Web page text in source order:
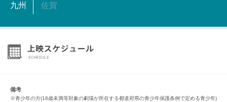
九州 佐賀
備考
※青少年の方(18歳未満等対象の劇場が所在する都道府県の青少年保護条例で定める青少年)